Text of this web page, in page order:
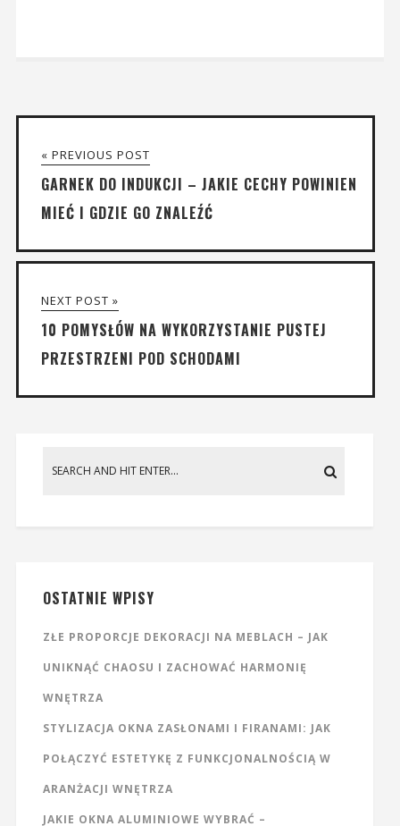
« PREVIOUS POST
GARNEK DO INDUKCJI – JAKIE CECHY POWINIEN
MIEĆ I GDZIE GO ZNALEŹĆ
NEXT POST »
10 POMYSŁÓW NA WYKORZYSTANIE PUSTEJ
PRZESTRZENI POD SCHODAMI
OSTATNIE WPISY
ZŁE PROPORCJE DEKORACJI NA MEBLACH – JAK
UNIKNĄĆ CHAOSU I ZACHOWAĆ HARMONIĘ
WNĘTRZA
STYLIZACJA OKNA ZASŁONAMI I FIRANAMI: JAK
POŁĄCZYĆ ESTETYKĘ Z FUNKCJONALNOŚCIĄ W
ARANŻACJI WNĘTRZA
JAKIE OKNA ALUMINIOWE WYBRAĆ –